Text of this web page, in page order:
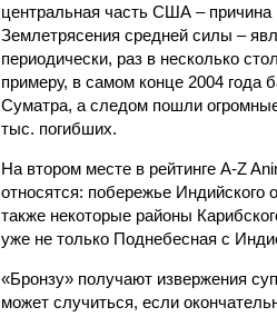
центральная часть США –
Землетрясения средней силы –
периодически, раз в несколько
примеру, в самом конце 2004 года
Суматра, а следом пошли
тыс. погибших.
На втором месте в рейтинге A-Z
относятся: побережье
также некоторые районы
уже не только Поднебесная с
«Бронзу» получают извержения
может случиться, если